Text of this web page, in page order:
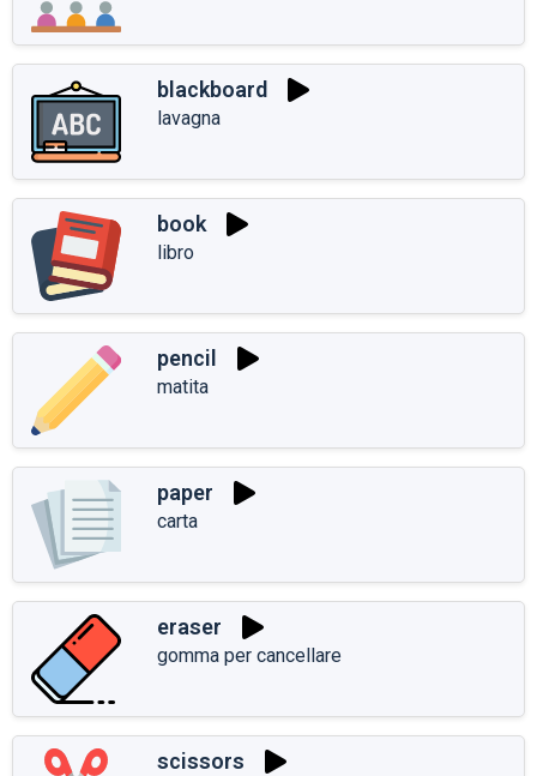
blackboard
lavagna
book
libro
pencil
matita
paper
carta
eraser
gomma per cancellare
scissors